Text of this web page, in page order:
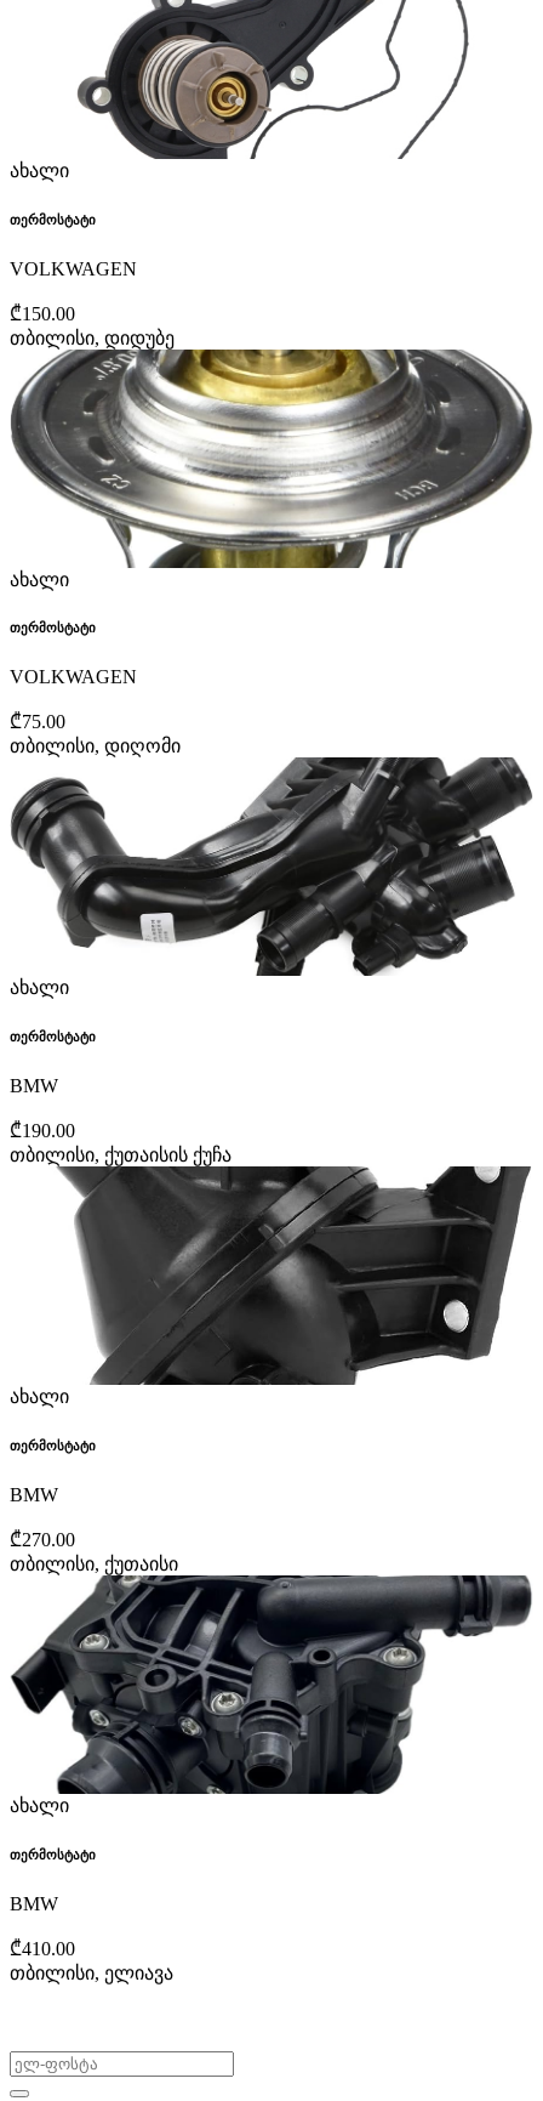
ახალი
თერმოსტატი
VOLKWAGEN
₾150.00
თბილისი, დიდუბე
ახალი
თერმოსტატი
VOLKWAGEN
₾75.00
თბილისი, დიღომი
ახალი
თერმოსტატი
BMW
₾190.00
თბილისი, ქუთაისის ქუჩა
ახალი
თერმოსტატი
BMW
₾270.00
თბილისი, ქუთაისი
ახალი
თერმოსტატი
BMW
₾410.00
თბილისი, ელიავა